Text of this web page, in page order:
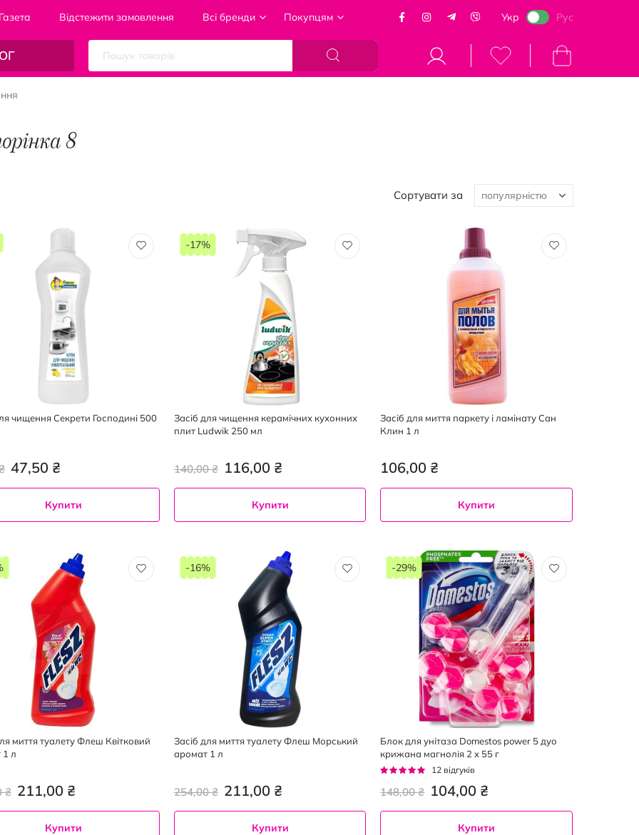
Газета Відстежити замовлення Всі бренди Покупцям Укр Рус
Кошик
8
Сортувати за
чищення Секрети Господині 500
47,50 ₴
Купити
Засіб для чищення керамічних кухонних
плит Ludwik 250 мл
116,00 ₴
140,00 ₴
-17%
Купити
Засіб для миття паркету і ламінату Сан
Клин 1 л
106,00 ₴
Купити
миття туалету Флеш Квітковий
1 л
211,00 ₴
₴
Купити
Засіб для миття туалету Флеш Морський
аромат 1 л
211,00 ₴
254,00 ₴
-16%
Купити
Блок для унітаза Domestos power 5 дуо
крижана магнолія 2 х 55 г
Рейтинг:
12 відгуків
104,00 ₴
148,00 ₴
-29%
Купити